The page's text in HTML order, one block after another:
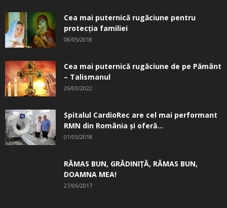
Cea mai puternică rugăciune pentru
protecția familiei
08/05/2018
Cea mai puternică rugăciune de pe Pământ
– Talismanul
26/03/2022
Spitalul CardioRec are cel mai performant
RMN din România și oferă...
01/05/2018
RĂMAS BUN, GRĂDINIŢĂ, ­RĂMAS BUN,
DOAMNA MEA!
27/06/2017